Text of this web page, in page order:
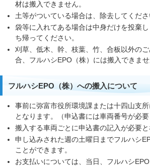
材は搬入できません。
土等がついている場合は、除去してくださ
袋等に入れてある場合は中身だけを投棄
ち帰ってください。
刈草、低木、幹、枝葉、竹、合板以外の
合、フルハシEPO（株）には搬入できませ
フルハシEPO（株）への搬入について
事前に弥富市役所環境課または十四山支
となります。（申込書には車両番号が必要
搬入する車両ごとに申込書の記入が必要と
申し込みされた週の土曜日までフルハシ
ことができます。
お支払いについては、当日、フルハシ